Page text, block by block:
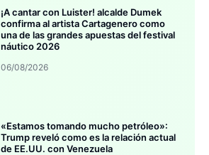
¡A cantar con Luister! alcalde Dumek
confirma al artista Cartagenero como
una de las grandes apuestas del festival
náutico 2026
06/08/2026
«Estamos tomando mucho petróleo»:
Trump reveló como es la relación actual
de EE.UU. con Venezuela